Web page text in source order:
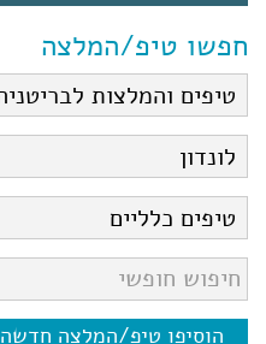
חפשו טיפ/המלצה
הוסיפו טיפ/המלצה חדשה